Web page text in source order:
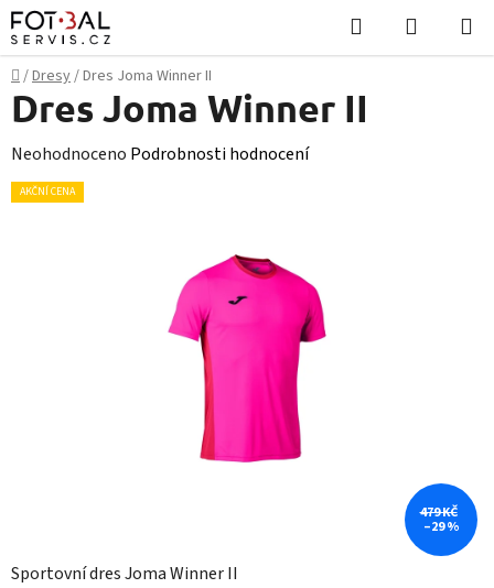
Přejít
na
obsah
Hledat
KOŠÍK
Domů
/Dresy/Dres Joma Winner II
Sportovní dres Joma Winner II
Dres Joma Winner II
Průměrné
hodnocení
Neohodnoceno Podrobnosti hodnocení
AKČNÍ CENA
479 KČ
–29 %